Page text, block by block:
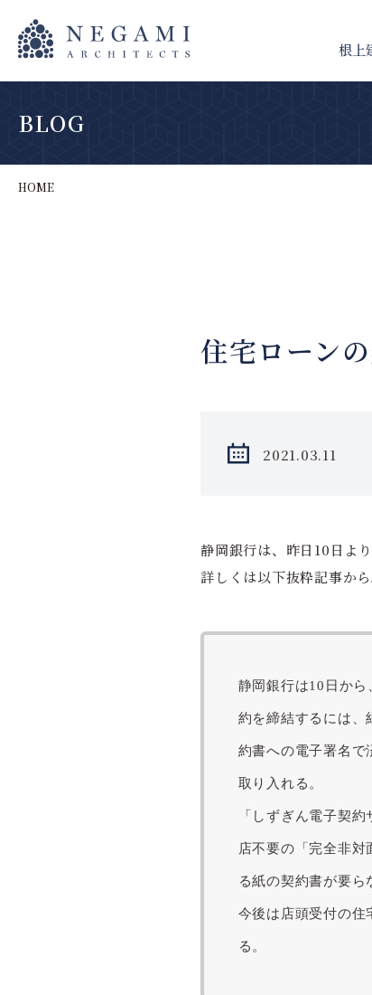
根上
BLOG
HOME
住宅ローン
2021.03.11
静岡銀行は、昨日10日よ
詳しくは以下抜粋記事から
静岡銀行は10日か
約を締結するには、
約書への電子署名で
取り入れる。
「しずぎん電子契
店不要の「完全非
る紙の契約書が要ら
今後は店頭受付の住
る。